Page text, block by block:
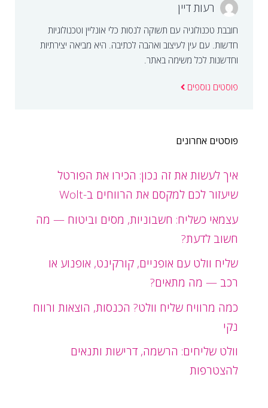
רעות דיין
חובבת טכנולוגיה עם תשוקה לנסות כלי אונליין וטכנולוגיות
חדשות. עם עין לעיצוב ואהבה לכתיבה. היא מביאה יצירתיות
וחדשנות לכל משימה באתר.
פוסטים נוספים
פוסטים אחרונים
איך לעשות את זה נכון: הכירו את הפורטל
שיעזור לכם למקסם את הרווחים ב-Wolt
עצמאי כשליח: חשבוניות, מסים וביטוח — מה
חשוב לדעת?
שליח וולט עם אופניים, קורקינט, אופנוע או
רכב — מה מתאים?
כמה מרוויח שליח וולט? הכנסות, הוצאות ורווח
נקי
וולט שליחים: הרשמה, דרישות ותנאים
להצטרפות